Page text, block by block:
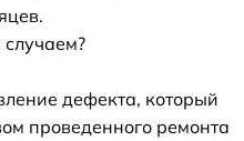
дефекта, который
проведенного ремонта